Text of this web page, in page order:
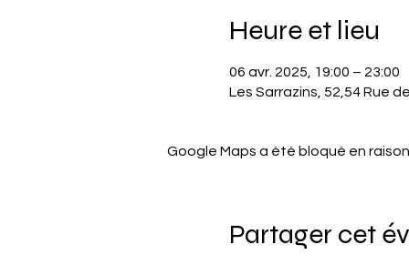
Heure et lieu
06 avr. 2025, 19:00 – 23:00
Les Sarrazins, 52,54 Rue
Google Maps a été bloqué en
Partager cet